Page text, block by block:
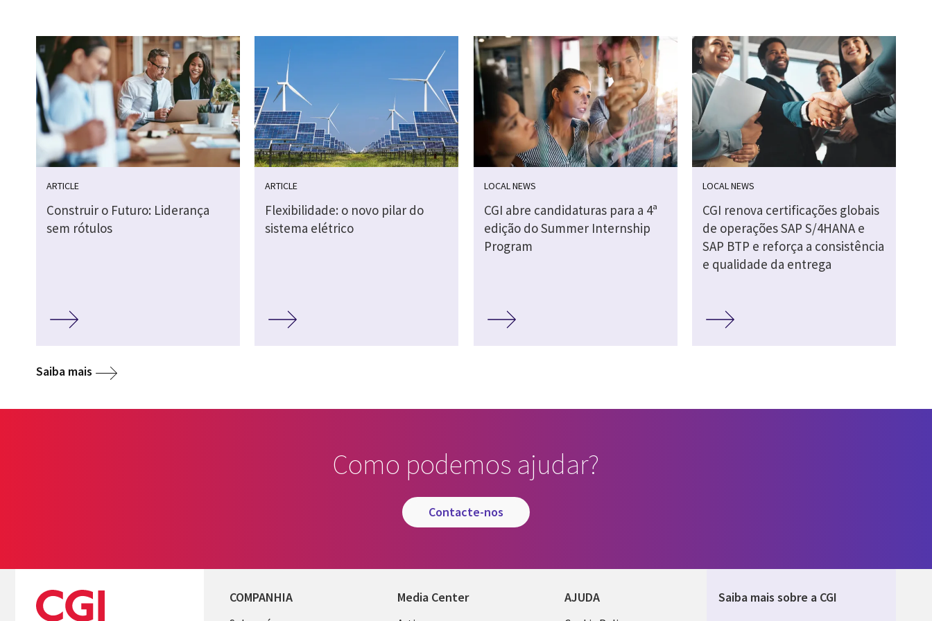
ARTICLE
Construir o Futuro: Liderança
sem rótulos
ARTICLE
Flexibilidade: o novo pilar do
sistema elétrico
LOCAL NEWS
CGI abre candidaturas para a 4ª
edição do Summer Internship
Program
LOCAL NEWS
CGI renova certificações globais
de operações SAP S/4HANA e
SAP BTP e reforça a consistência
e qualidade da entrega
Saiba mais
Como podemos ajudar?
contacte-nos
COMPANHIA Media Center AJUDA Saiba mais sobre a CGI